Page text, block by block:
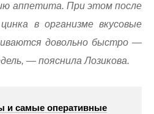
аппетита. При этом после
в организме вкусовые
довольно быстро —
— пояснила Лозикова.
и самые оперативные